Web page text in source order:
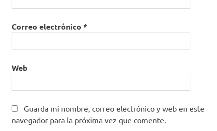
Correo electrónico *
Web
Guarda mi nombre, correo electrónico y web en este
navegador para la próxima vez que comente.